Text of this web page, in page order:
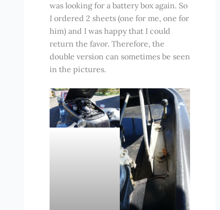
was looking for a battery box again. So
I ordered 2 sheets (one for me, one for
him) and I was happy that I could
return the favor. Therefore, the
double version can sometimes be seen
in the pictures.